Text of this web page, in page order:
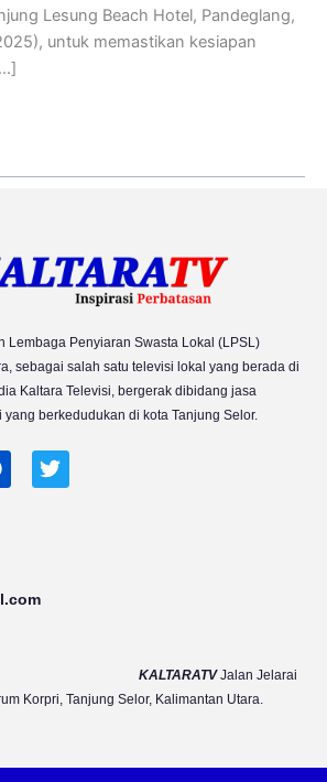
Lesung Beach Hotel, Pandeglang,
untuk memastikan kesiapan
Lembaga Penyiaran Swasta Lokal (LPSL)
sebagai salah satu televisi lokal yang berada di
Kaltara Televisi, bergerak dibidang jasa
yang berkedudukan di kota Tanjung Selor.
T
w
Office: KALTARATVJalan Jelarai
Korpri, Tanjung Selor, Kalimantan Utara.